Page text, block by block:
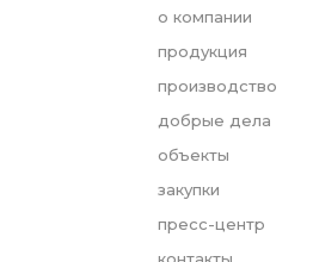
о компании
продукция
производство
добрые дела
объекты
закупки
пресс-центр